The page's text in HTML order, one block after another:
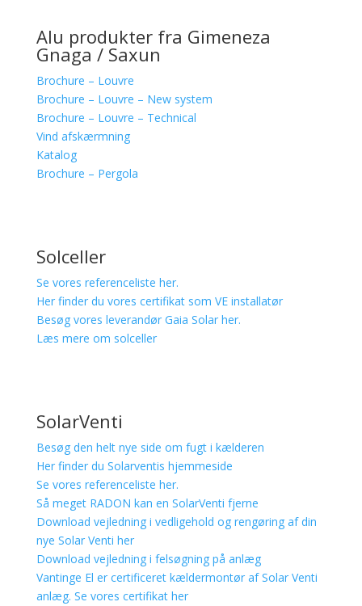
Alu produkter fra Gimeneza
Gnaga / Saxun
Brochure – Louvre
Brochure – Louvre – New system
Brochure – Louvre – Technical
Vind afskærmning
Katalog
Brochure – Pergola
Solceller
Se vores referenceliste her.
Her finder du vores certifikat som VE installatør
Besøg vores leverandør Gaia Solar her.
Læs mere om solceller
SolarVenti
Besøg den helt nye side om fugt i kælderen
Her finder du Solarventis hjemmeside
Se vores referenceliste her.
Så meget RADON kan en SolarVenti fjerne
Download vejledning i vedligehold og rengøring af din
nye Solar Venti her
Download vejledning i felsøgning på anlæg
Vantinge El er certificeret kældermontør af Solar Venti
anlæg. Se vores certifikat her